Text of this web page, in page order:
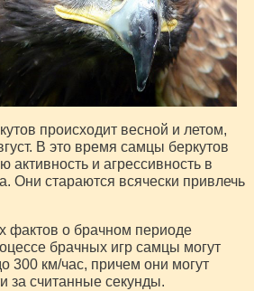
происходит весной и летом,
В это время самцы беркутов
активность и агрессивность в
Они стараются всячески привлечь
фактов о брачном периоде
брачных игр самцы могут
300 км/час, причем они могут
за считанные секунды.